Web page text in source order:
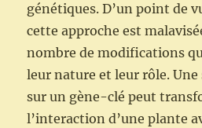
génétiques. D’un point de
cette approche est
nombre de modifications
leur nature et leur rôle.
sur un gène-clé peut
l’interaction d’une plante